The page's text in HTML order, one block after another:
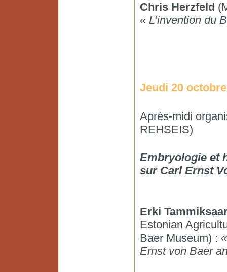
Chris Herzfeld
« L’invention du
Jeudi 20
Après-midi
REHSEIS)
Embryologie et
sur Carl Ernst
Erki
Estonian
Baer Museum) :
Ernst von Baer